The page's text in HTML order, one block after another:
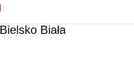
Bielsko Biała